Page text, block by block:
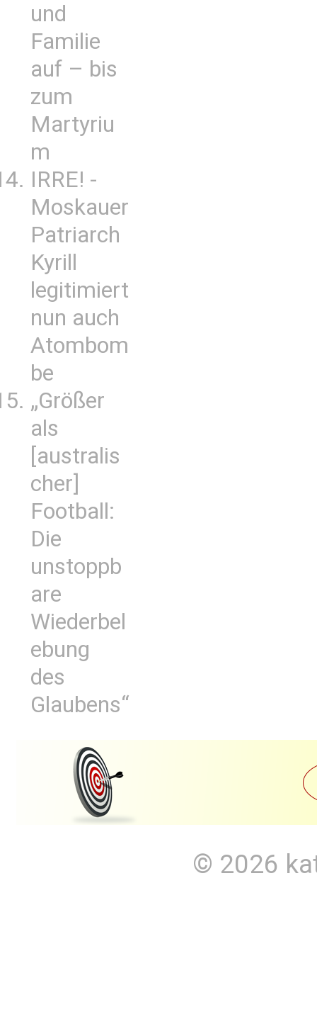
und
Familie
auf – bis
zum
Martyriu
m
IRRE! -
Moskauer
Patriarch
Kyrill
legitimiert
nun auch
Atombom
be
„Größer
als
[australis
cher]
Football:
Die
unstoppb
are
Wiederbel
ebung
des
Glaubens“
© 2026